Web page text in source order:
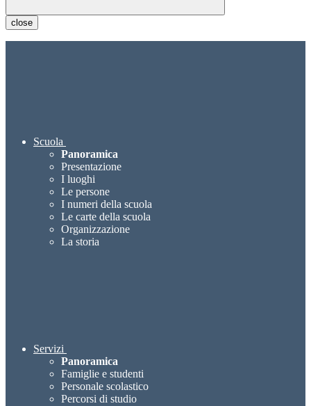
close
Scuola
Panoramica
Presentazione
I luoghi
Le persone
I numeri della scuola
Le carte della scuola
Organizzazione
La storia
Servizi
Panoramica
Famiglie e studenti
Personale scolastico
Percorsi di studio